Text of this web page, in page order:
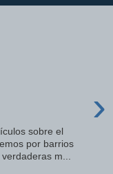
›
sobre el
por barrios
m...